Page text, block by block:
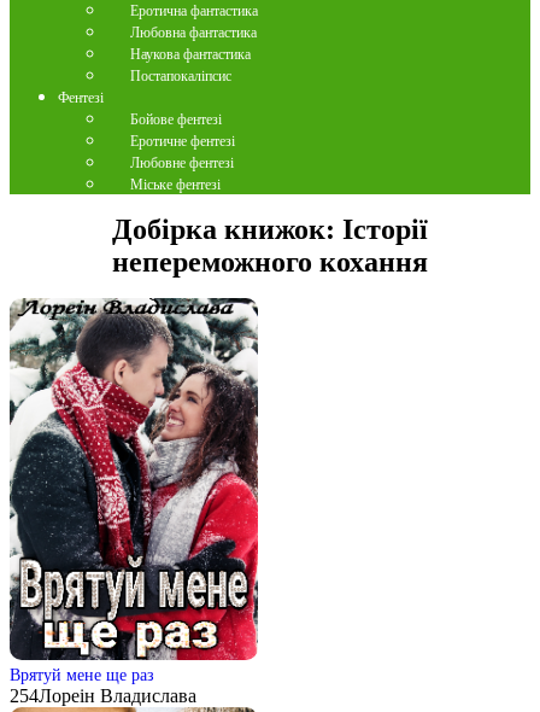
Еротична фантастика
Любовна фантастика
Наукова фантастика
Постапокаліпсис
Фентезі
Бойове фентезі
Еротичне фентезі
Любовне фентезі
Міське фентезі
Добірка книжок: Історії
непереможного кохання
Врятуй мене ще раз
254Лореін Владислава